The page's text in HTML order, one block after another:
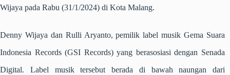
Wijaya pada Rabu (31/1/2024) di Kota Malang.
Denny Wijaya dan Rulli Aryanto, pemilik label musik Gema Suara
Indonesia Records (GSI Records) yang berasosiasi dengan Senada
Digital. Label musik tersebut berada di bawah naungan dari